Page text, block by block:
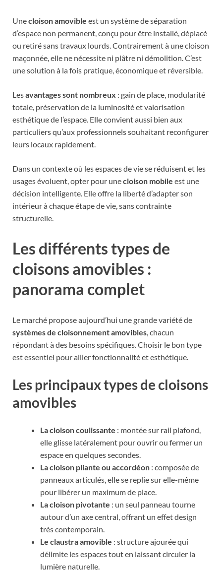
Unecloison amovible est un système de séparation
d’espace non permanent, conçu pour être installé, déplacé
ou retiré sans travaux lourds. Contrairement à une cloison
maçonnée, elle ne nécessite ni plâtre ni démolition. C’est
une solution à la fois pratique, économique et réversible.
Lesavantages sont nombreux : gain de place, modularité
totale, préservation de la luminosité et valorisation
esthétique de l’espace. Elle convient aussi bien aux
particuliers qu’aux professionnels souhaitant reconfigurer
leurs locaux rapidement.
Dans un contexte où les espaces de vie se réduisent et les
usages évoluent, opter pour unecloison mobile est une
décision intelligente. Elle offre la liberté d’adapter son
intérieur à chaque étape de vie, sans contrainte
structurelle.
Les différents types de
cloisons amovibles :
panorama complet
Le marché propose aujourd’hui une grande variété de
systèmes de cloisonnement amovibles, chacun
répondant à des besoins spécifiques. Choisir le bon type
est essentiel pour allier fonctionnalité et esthétique.
Les principaux types de cloisons
amovibles
La cloison coulissante : montée sur rail plafond,
elle glisse latéralement pour ouvrir ou fermer un
espace en quelques secondes.
La cloison pliante ou accordéon : composée de
panneaux articulés, elle se replie sur elle-même
pour libérer un maximum de place.
La cloison pivotante : un seul panneau tourne
autour d’un axe central, offrant un effet design
très contemporain.
Le claustra amovible : structure ajourée qui
délimite les espaces tout en laissant circuler la
lumière naturelle.